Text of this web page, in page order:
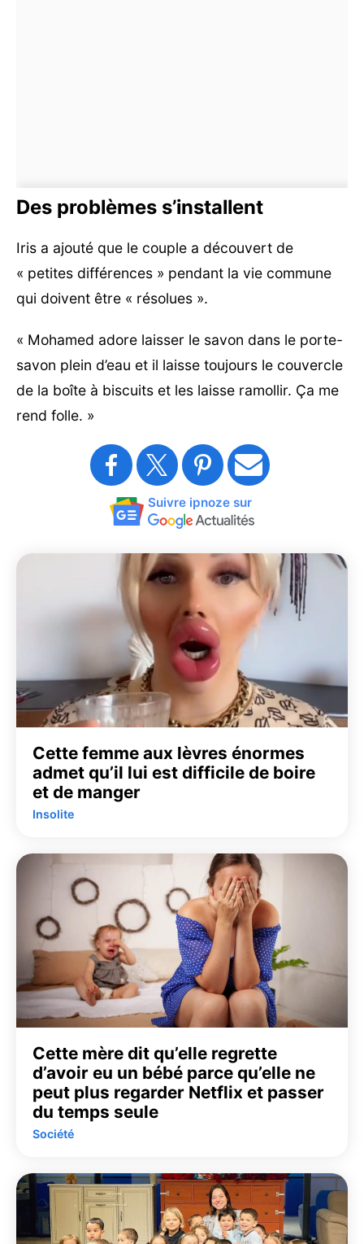
Des problèmes s’installent
Iris a ajouté que le couple a découvert de
« petites différences » pendant la vie commune
qui doivent être « résolues ».
« Mohamed adore laisser le savon dans le porte-
savon plein d’eau et il laisse toujours le couvercle
de la boîte à biscuits et les laisse ramollir. Ça me
rend folle. »
Suivre ipnoze sur
Cette femme aux lèvres énormes
admet qu’il lui est difficile de boire
et de manger
Insolite
Cette mère dit qu’elle regrette
d’avoir eu un bébé parce qu’elle ne
peut plus regarder Netflix et passer
du temps seule
Société